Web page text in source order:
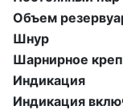
Объем
Шнур
Шарнирное
Индикация
Индикация